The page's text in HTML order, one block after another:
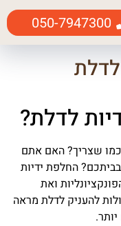
050-7947300
לדלת?
שצריך? האם אתם
החלפת ידיות
ואת
להעניק לדלת מראה